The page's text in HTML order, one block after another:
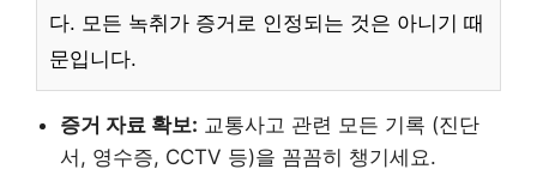
다. 모든 녹취가 증거로 인정되는 것은 아니기 때
문입니다.
증거 자료 확보: 교통사고 관련 모든 기록 (진단
서, 영수증, CCTV 등)을 꼼꼼히 챙기세요.